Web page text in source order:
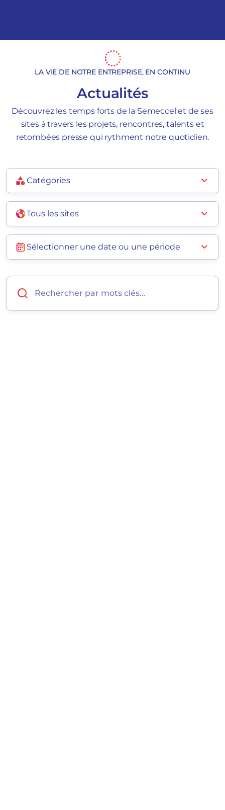
LA VIE DE NOTRE ENTREPRISE, EN CONTINU
Actualités
Découvrez les temps forts de la Semeccel et de ses
sites à travers les projets, rencontres, talents et
retombées presse qui rythment notre quotidien.
Catégories
Tous les sites
Sélectionner une date ou une période
Rechercher